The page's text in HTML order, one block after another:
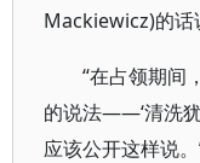
Mackiewicz)的话
“在占领期间
的说法——‘清洗
应该公开这样说。